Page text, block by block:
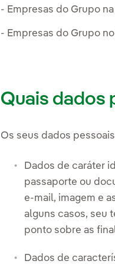
- Empresas do Grupo
- Empresas do Grupo
Quais dados
Os seus dados
Dados de caráter
passaporte ou
e-mail, imagem e
alguns casos, seu
ponto sobre as
Dados de